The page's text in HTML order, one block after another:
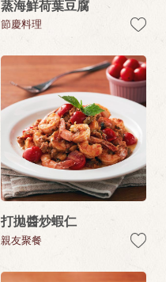
蒸海鮮荷葉豆腐
節慶料理
打拋醬炒蝦仁
親友聚餐